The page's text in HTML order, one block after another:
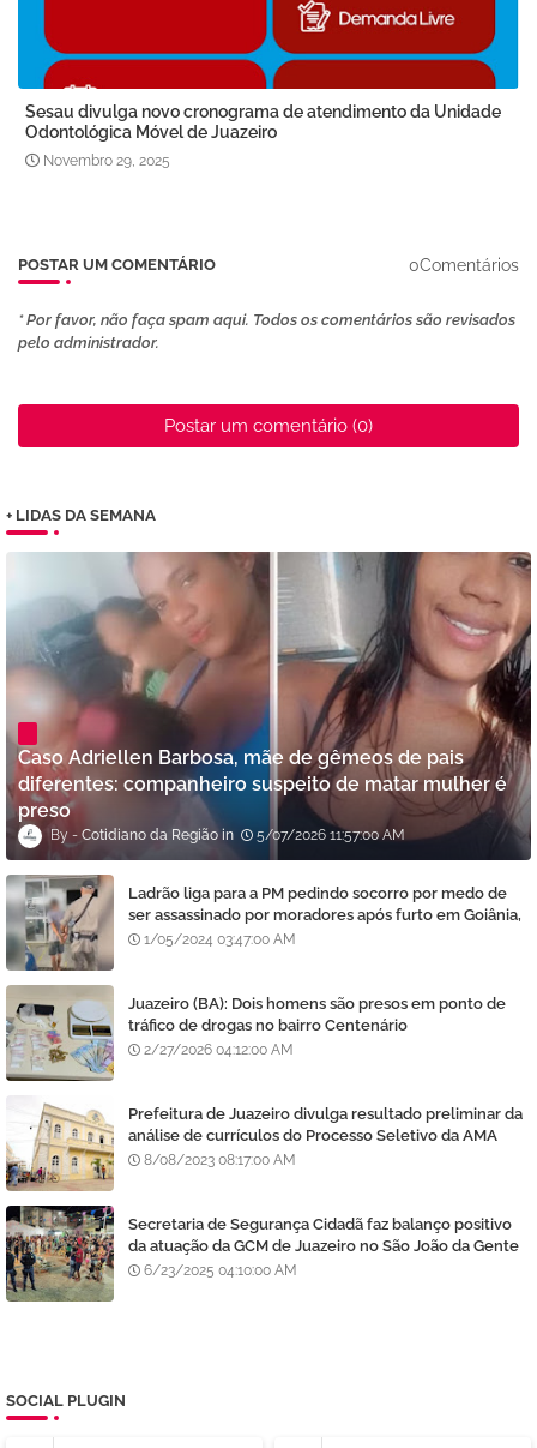
Sesau divulga novo cronograma de atendimento da Unidade
Odontológica Móvel de Juazeiro
Novembro 29, 2025
POSTAR UM COMENTÁRIO 0Comentários
* Por favor, não faça spam aqui. Todos os comentários são revisados ​​
pelo administrador.
Postar um comentário (0)
+ LIDAS DA SEMANA
Caso Adriellen Barbosa, mãe de gêmeos de pais
diferentes: companheiro suspeito de matar mulher é
preso
Cotidiano da Região 5/07/2026 11:57:00 AM
Ladrão liga para a PM pedindo socorro por medo de
ser assassinado por moradores após furto em Goiânia,
diz polícia
1/05/2024 03:47:00 AM
Juazeiro (BA): Dois homens são presos em ponto de
tráfico de drogas no bairro Centenário
2/27/2026 04:12:00 AM
Prefeitura de Juazeiro divulga resultado preliminar da
análise de currículos do Processo Seletivo da AMA
8/08/2023 08:17:00 AM
Secretaria de Segurança Cidadã faz balanço positivo
da atuação da GCM de Juazeiro no São João da Gente
6/23/2025 04:10:00 AM
SOCIAL PLUGIN